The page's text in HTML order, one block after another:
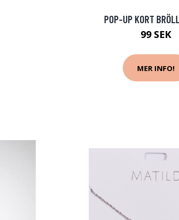
POP-UP KORT
99 SEK
MER INFO!